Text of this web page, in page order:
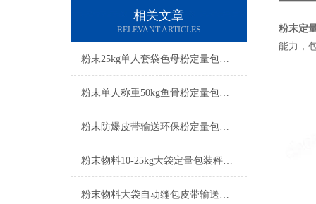
相关文章
RELEVANT ARTICLES
粉末25kg单人套袋色母粉定量包装秤产品简介
粉末单人称重50kg鱼骨粉定量包装秤产品简介
粉末防爆皮带输送环保粉定量包装秤操作简单
粉末物料10-25kg大袋定量包装秤产品简介
粉末物料大袋自动缝包皮带输送定量包装秤产品简介
粉末定
能力，